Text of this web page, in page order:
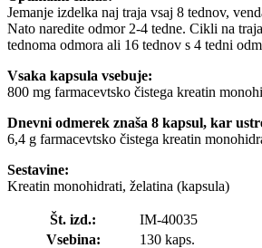
Jemanje izdelka naj traja vsaj 8 tednov,
Nato naredite odmor 2-4 tedne. Cikli na
tednoma odmora ali 16 tednov s 4 tedni
Vsaka kapsula vsebuje:
800 mg farmacevtsko čistega kreatin
Dnevni odmerek znaša 8 kapsul, kar
6,4 g farmacevtsko čistega kreatin
Sestavine:
Kreatin monohidrati, želatina (kapsula)
Št. izd.:
IM-40035
Vsebina:
130 kaps.